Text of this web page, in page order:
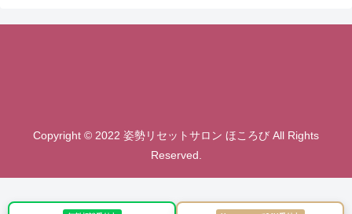
Copyright © 2022 姿勢リセットサロン ほころび All Rights
Reserved.